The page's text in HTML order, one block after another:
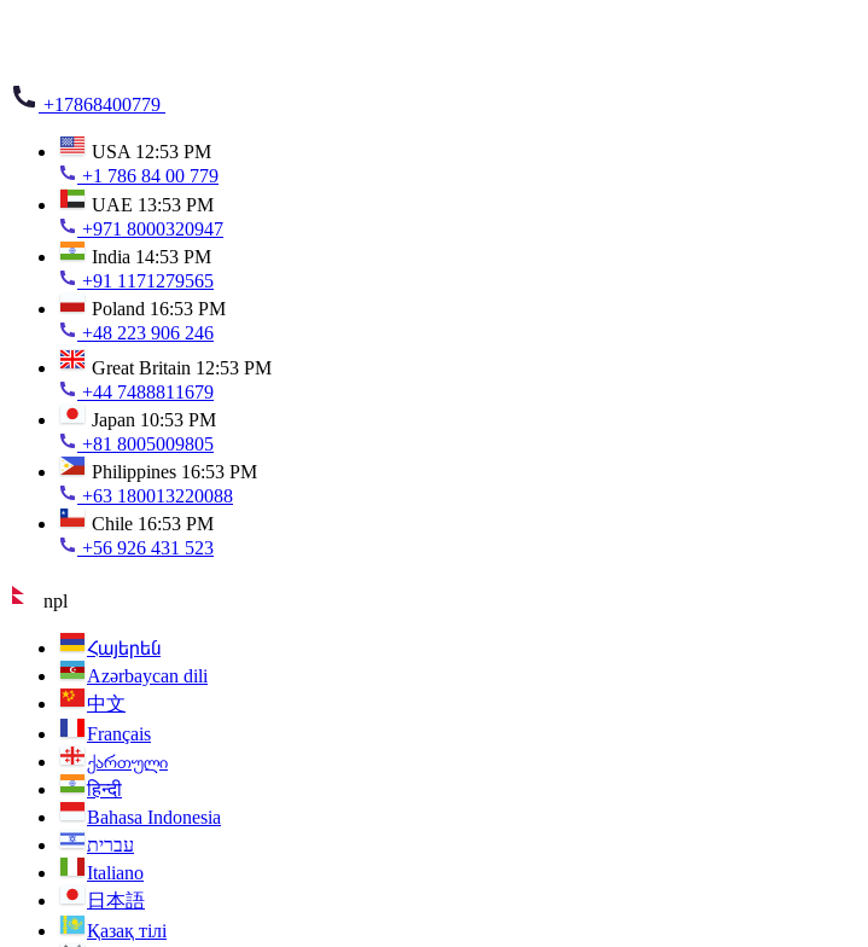
+17868400779
USA 12:53 PM
+1 786 84 00 779
UAE 13:53 PM
+971 8000320947
India 14:53 PM
+91 1171279565
Poland 16:53 PM
+48 223 906 246
Great Britain 12:53 PM
+44 7488811679
Japan 10:53 PM
+81 8005009805
Philippines 16:53 PM
+63 180013220088
Chile 16:53 PM
+56 926 431 523
npl
Հայերեն
Azərbaycan dili
中文
Français
ქართული
हिन्दी
Bahasa Indonesia
עברית
Italiano
日本語
Қазақ тілі